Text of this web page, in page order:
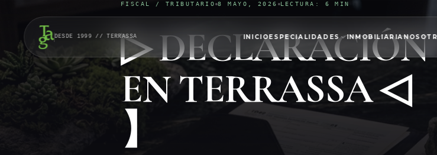
DESDE 1999 // TERRASSA INICIOESPECIALIDADES INMOBILIARIA
FISCAL / TRIBUTARIO 8 MAYO, 2026 LECTURA: 6 MIN
▷ DECLARACIÓN
EN TERRASSA ◁
】